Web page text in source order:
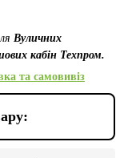
Вуличних
кабін Техпром.
та самовивіз